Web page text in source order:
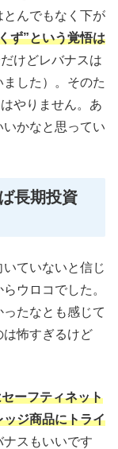
んでもなく下が
ず”という覚悟は
けどレバナスは
した）。そのた
やりません。あ
かなと思ってい
長期投資
ていないと信じ
ウロコでした。
たなとも感じて
は怖すぎるけど
ーフティネット
ジ商品にトライ
スもいいです